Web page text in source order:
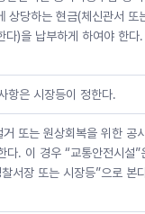
당하는 현금(체신관서 또
다)을 납부하게 하여야 한
항은 시장등이 정한다.
또는 원상회복을 위한 공
다. 이 경우 “교통안전시설”
서장 또는 시장등”으로 본